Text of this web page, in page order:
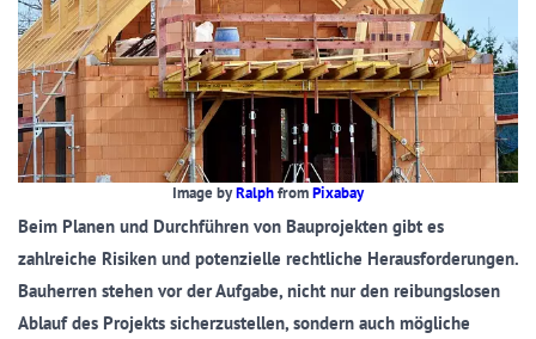
Image byRalphfromPixabay
Beim Planen und Durchführen von Bauprojekten gibt es
zahlreiche Risiken und potenzielle rechtliche Herausforderungen.
Bauherren stehen vor der Aufgabe, nicht nur den reibungslosen
Ablauf des Projekts sicherzustellen, sondern auch mögliche